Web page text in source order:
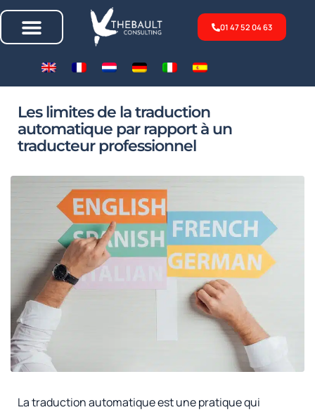
01 47 52 04 63
Les limites de la traduction
automatique par rapport à un
traducteur professionnel
La traduction automatique est une pratique qui